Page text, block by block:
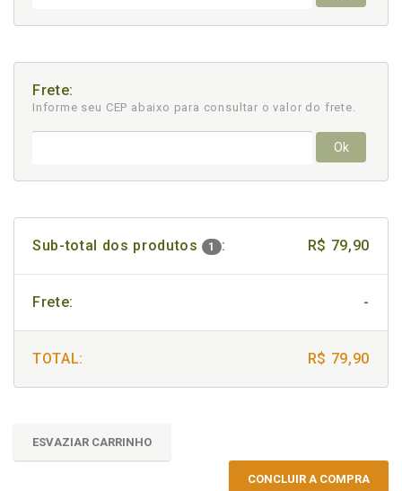
Frete:
Informe seu CEP abaixo para consultar o valor do frete.
Ok
Sub-total dos produtos 1 : R$ 79,90
Frete: -
TOTAL: R$ 79,90
ESVAZIAR CARRINHO
CONCLUIR A COMPRA